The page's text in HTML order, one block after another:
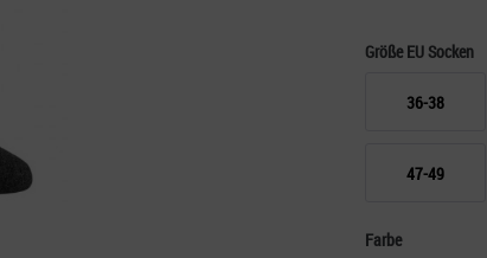
Größe EU Socken
36-38
47-49
Farbe